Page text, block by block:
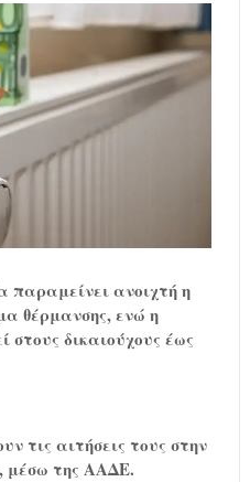
παραμείνει ανοιχτή η
θέρμανσης, ενώ η
δικαιούχους έως
τις αιτήσεις τους στην
μέσω της ΑΑΔΕ.